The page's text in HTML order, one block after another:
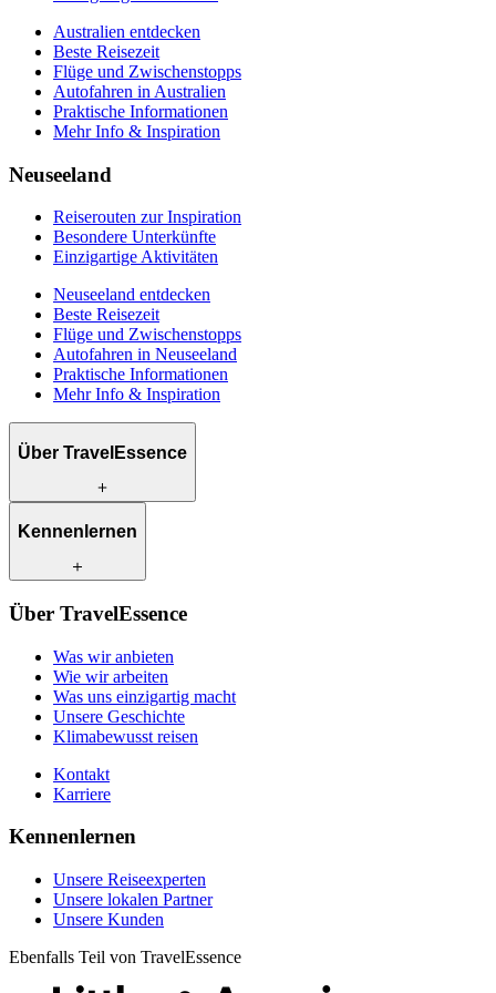
Australien entdecken
Beste Reisezeit
Flüge und Zwischenstopps
Autofahren in Australien
Praktische Informationen
Mehr Info & Inspiration
Neuseeland
Reiserouten zur Inspiration
Besondere Unterkünfte
Einzigartige Aktivitäten
Neuseeland entdecken
Beste Reisezeit
Flüge und Zwischenstopps
Autofahren in Neuseeland
Praktische Informationen
Mehr Info & Inspiration
Über TravelEssence
Was wir anbieten
Was uns einzigartig macht
Klimabewusst reisen
Kontakt
Karriere
Kennenlernen
Unsere Reiseexperten
Unsere Kunden
Über TravelEssence
Was wir anbieten
Wie wir arbeiten
Was uns einzigartig macht
Unsere Geschichte
Klimabewusst reisen
Kontakt
Karriere
Kennenlernen
Unsere Reiseexperten
Unsere lokalen Partner
Unsere Kunden
Ebenfalls Teil von TravelEssence